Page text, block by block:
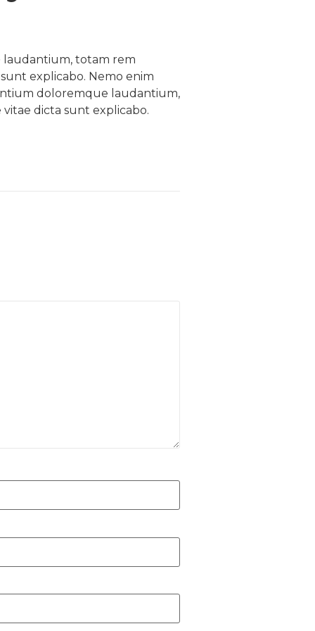
laudantium, totam rem
explicabo. Nemo enim
doloremque laudantium,
dicta sunt explicabo.